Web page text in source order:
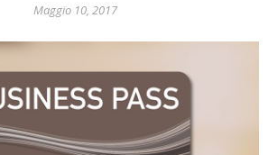
Maggio 10, 2017